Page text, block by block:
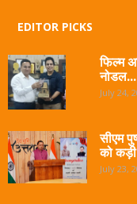
EDITOR PICKS
फिल्म
नोडल...
July 24,
सीएम
को
July 23,